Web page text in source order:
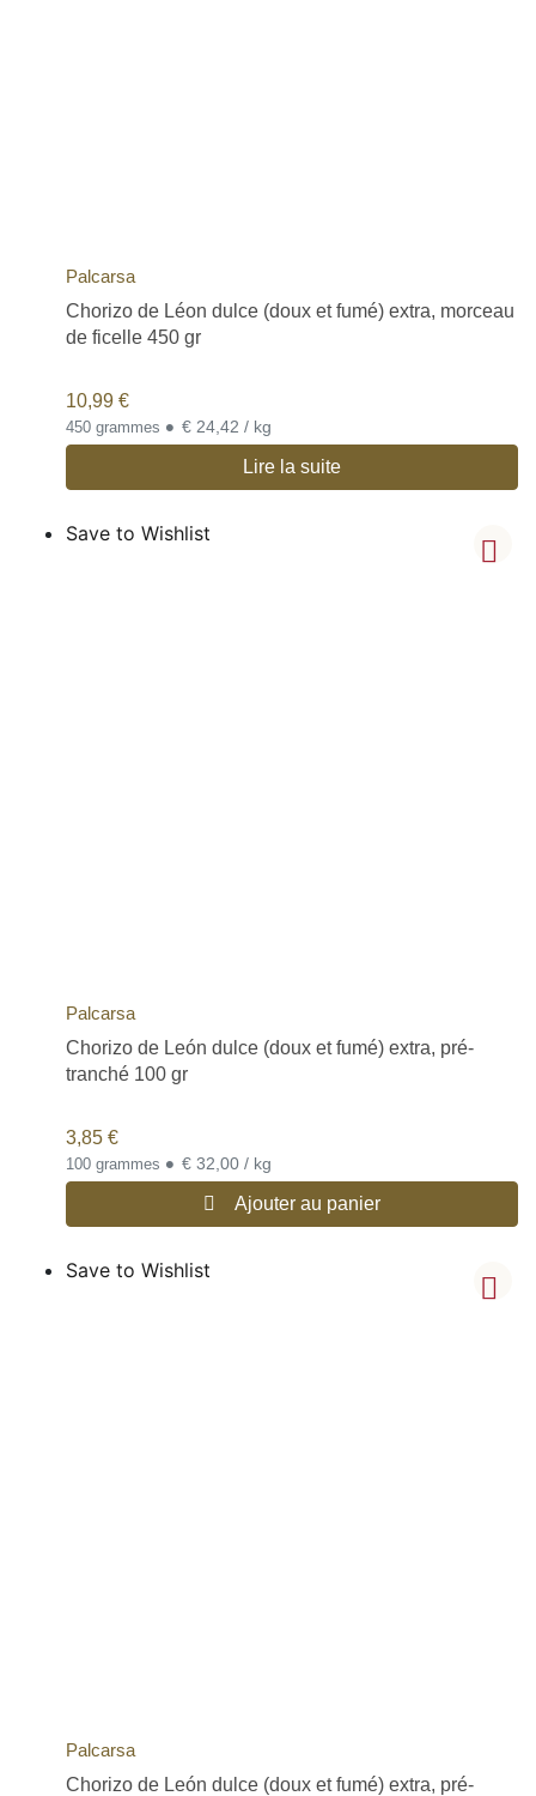
Palcarsa
Chorizo de Léon dulce (doux et fumé) extra, morceau
de ficelle 450 gr
10,99 €
450 grammes • € 24,42 / kg
Lire la suite
Save to Wishlist
Palcarsa
Chorizo de León dulce (doux et fumé) extra, pré-
tranché 100 gr
3,85 €
100 grammes • € 32,00 / kg
Ajouter au panier
Save to Wishlist
Palcarsa
Chorizo de León dulce (doux et fumé) extra, pré-